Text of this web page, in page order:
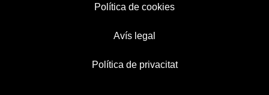
Política de cookies
Avís legal
Política de privacitat